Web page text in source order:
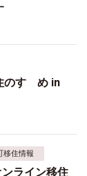
のすゝめ in
移住情報
ンライン移住